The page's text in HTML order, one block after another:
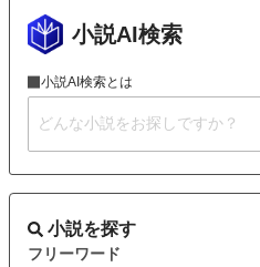
小説AI検索
小説AI検索とは
小説を探す
フリーワード